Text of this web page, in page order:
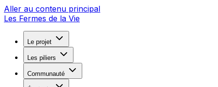
Aller au contenu principal
Les Fermes de la Vie
Le projet
Les piliers
Communauté